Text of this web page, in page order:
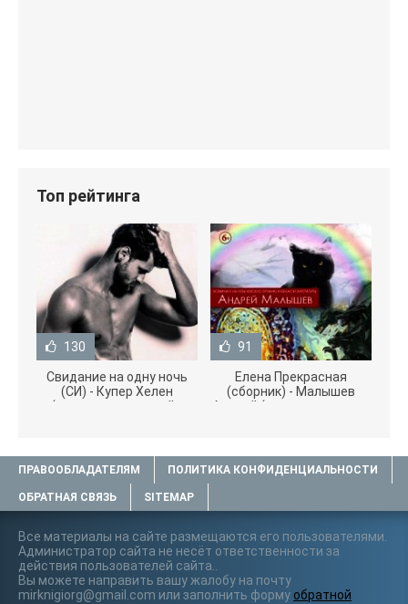
Топ рейтинга
130
Свидание на одну ночь
(СИ) - Купер Хелен
(читать книги онлайн
91
Елена Прекрасная
(сборник) - Малышев
Андрей (книги полностью
ПРАВООБЛАДАТЕЛЯМ ПОЛИТИКА КОНФИДЕНЦИАЛЬНОСТИ
ОБРАТНАЯ СВЯЗЬ SITEMAP
Все материалы на сайте размещаются его пользователями.
Администратор сайта не несёт ответственности за
действия пользователей сайта..
Вы можете направить вашу жалобу на почту
mirknigiorg@gmail.com или заполнить форму обратной